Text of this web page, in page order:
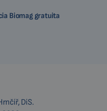
Biomag gratuita
DiS.